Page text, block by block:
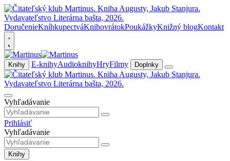
DoručenieKníhkupectváKnihovrátokPoukážkyKnižný blogKontakt
Knihy E-knihyAudioknihyHryFilmy Doplnky
Vyhľadávanie
Prihlásiť
Vyhľadávanie
Knihy